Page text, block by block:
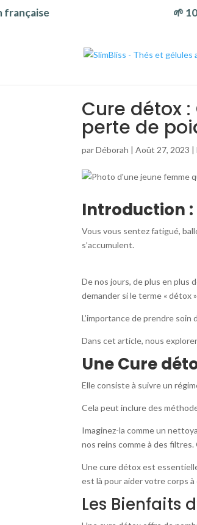
🌱 100
Cure détox
perte de
parDéborah |Août 27, 2023 |
Introduction
Vous vous sentez fatigué,
s’accumulent.
De nos jours, de plus en plus
demander si le terme « détox
L’importance de prendre
Dans cet article, nous
Une Cure
Elle consiste à suivre un
Cela peut inclure des
Imaginez-la comme un
nos reins comme à des
Une cure détox est
est là pour aider votre corps
Les Bienfaits